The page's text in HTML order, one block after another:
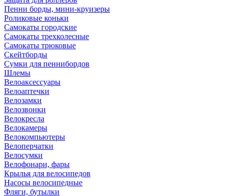
Пенни борды, мини-круизеры
Роликовые коньки
Самокаты городские
Самокаты трехколесные
Самокаты трюковые
Скейтборды
Сумки для пеннибордов
Шлемы
Велоаксессуары
Велоаптечки
Велозамки
Велозвонки
Велокресла
Велокамеры
Велокомпьютеры
Велоперчатки
Велосумки
Велофонари, фары
Крылья для велосипедов
Насосы велосипедные
Фляги, бутылки